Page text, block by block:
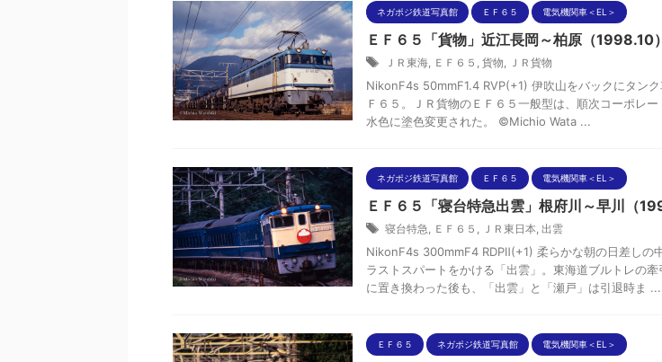
ネガポジ鉄道写真館 ＥＦ６５ 電気機関車＜EL＞
ＥＦ６５「貨物」近江長岡～柏原（1998.10）
ＪＲ東海, ＥＦ６５ , 貨物, ＪＲ貨物
NikonF4s 50mmF1.4 RVP(+1) 伊吹山をバックにタンク
Ｆ６５。ＪＲ貨物のＥＦ６５一般型は、順次コーポレ
水色に塗色変更された。 ©Michio Wata ...
ネガポジ鉄道写真館 ＥＦ６５ 電気機関車＜EL＞
ＥＦ６５「寝台特急出雲」根府川～早川（
寝台特急, ＥＦ６５ , ＪＲ東日本, 出雲
NikonF4s 300mmF4 RDPⅡ(+1) 柔らかな朝の日差しの
ラストスパートをかける「出雲」。東海道ブルトレの牽
に置き換わった後も、「出雲」と「瀬戸」は引退時ま ...
ＥＦ６５ ネガポジ鉄道写真館 電気機関車＜EL＞